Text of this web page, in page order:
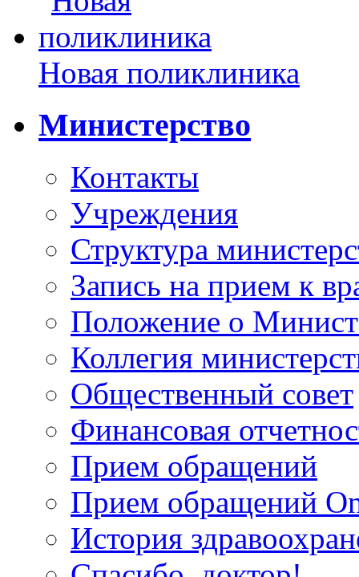
Новая поликлиника
Министерство
Контакты
Учреждения
Структура
Запись на прием к
Положение о
Коллегия
Общественный совет
Финансовая
Прием обращений
Прием обращений
История